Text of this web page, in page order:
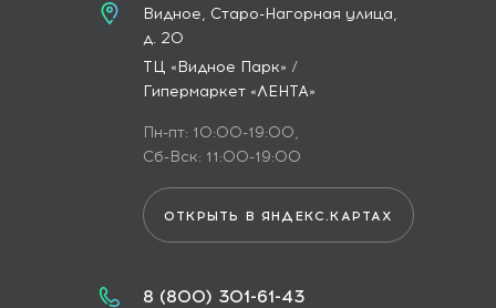
Видное, Старо-Нагорная улица,
д. 20
ТЦ «Видное Парк» /
Гипермаркет «ЛЕНТА»
Пн-пт: 10:00-19:00,
Сб-Вск: 11:00-19:00
ОТКРЫТЬ В ЯНДЕКС.КАРТАХ
8 (800) 301-61-43